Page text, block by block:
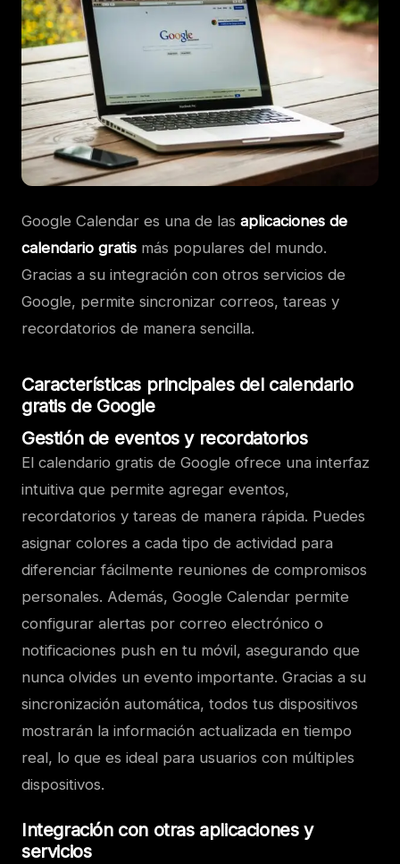
Google Calendar es una de las aplicaciones de
calendario gratis más populares del mundo.
Gracias a su integración con otros servicios de
Google, permite sincronizar correos, tareas y
recordatorios de manera sencilla.
Características principales del calendario
gratis de Google
Gestión de eventos y recordatorios
El calendario gratis de Google ofrece una interfaz
intuitiva que permite agregar eventos,
recordatorios y tareas de manera rápida. Puedes
asignar colores a cada tipo de actividad para
diferenciar fácilmente reuniones de compromisos
personales. Además, Google Calendar permite
configurar alertas por correo electrónico o
notificaciones push en tu móvil, asegurando que
nunca olvides un evento importante. Gracias a su
sincronización automática, todos tus dispositivos
mostrarán la información actualizada en tiempo
real, lo que es ideal para usuarios con múltiples
dispositivos.
Integración con otras aplicaciones y
servicios